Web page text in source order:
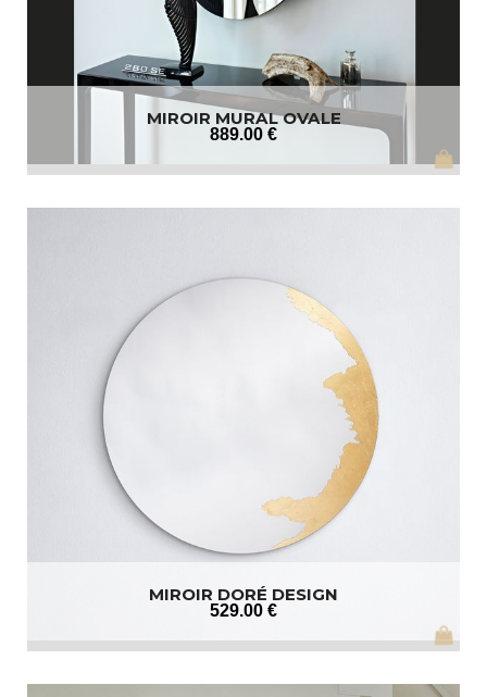
MIROIR MURAL OVALE
889.00 €
MIROIR DORÉ DESIGN
529.00 €